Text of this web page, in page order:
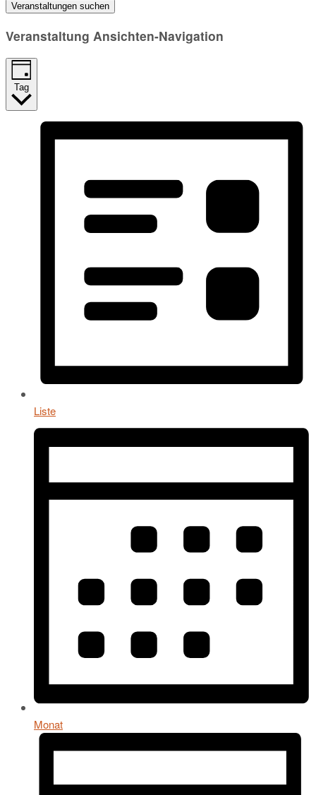
Veranstaltungen suchen
Veranstaltung Ansichten-Navigation
Tag
Liste
Monat